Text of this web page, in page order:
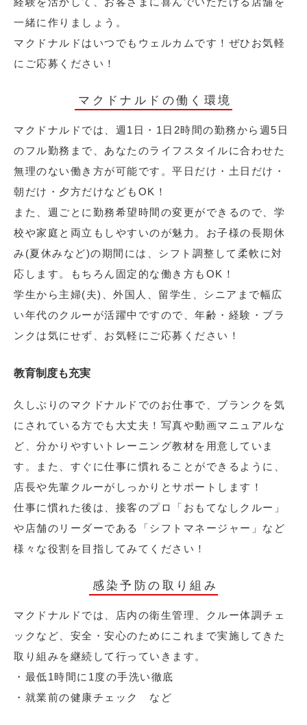
一緒に作りましょう。
マクドナルドはいつでもウェルカムです！ぜひお気軽
にご応募ください！
マクドナルドの働く環境
マクドナルドでは、週1日・1日2時間の勤務から週5日
のフル勤務まで、あなたのライフスタイルに合わせた
無理のない働き方が可能です。平日だけ・土日だけ・
朝だけ・夕方だけなどもOK！
また、週ごとに勤務希望時間の変更ができるので、学
校や家庭と両立もしやすいのが魅力。お子様の長期休
み(夏休みなど)の期間には、シフト調整して柔軟に対
応します。もちろん固定的な働き方もOK！
学生から主婦(夫)、外国人、留学生、シニアまで幅広
い年代のクルーが活躍中ですので、年齢・経験・ブラ
ンクは気にせず、お気軽にご応募ください！
教育制度も充実
久しぶりのマクドナルドでのお仕事で、ブランクを気
にされている方でも大丈夫！写真や動画マニュアルな
ど、分かりやすいトレーニング教材を用意していま
す。また、すぐに仕事に慣れることができるように、
店長や先輩クルーがしっかりとサポートします！
仕事に慣れた後は、接客のプロ「おもてなしクルー」
や店舗のリーダーである「シフトマネージャー」など
様々な役割を目指してみてください！
感染予防の取り組み
マクドナルドでは、店内の衛生管理、クルー体調チェ
ックなど、安全・安心のためにこれまで実施してきた
取り組みを継続して行っていきます。
・最低1時間に1度の手洗い徹底
・就業前の健康チェック など